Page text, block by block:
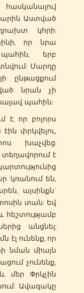
Աստված
կհրի:
որ նրա
երբ
Մարդը
ընթացքում
նրան չի
պահին:
որ բոլորս
փրկվելու,
խաչվեց:
է
կռանում են,
այսինքն`
տան: Եվ
հեշտությամբ
անցնել:
էլ ունենք, որ
նման միայն
չունենք,
մեր Փրկչին
Ավազակը